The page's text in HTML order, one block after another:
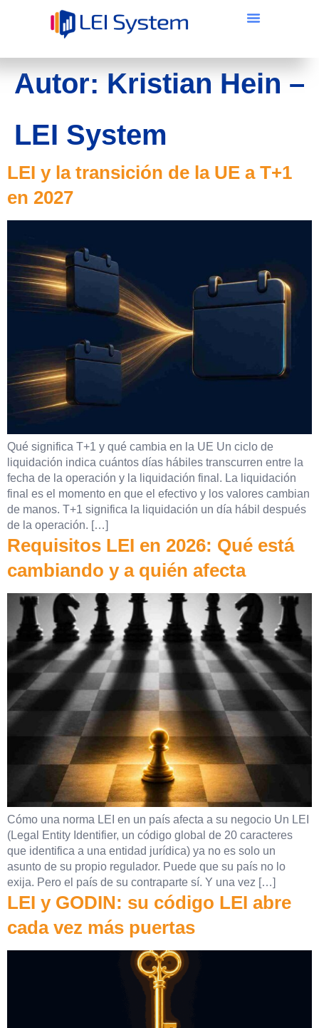
Autor: Kristian Hein –
LEI System
LEI y la transición de la UE a T+1
en 2027
Qué significa T+1 y qué cambia en la UE Un ciclo de
liquidación indica cuántos días hábiles transcurren entre la
fecha de la operación y la liquidación final. La liquidación
final es el momento en que el efectivo y los valores cambian
de manos. T+1 significa la liquidación un día hábil después
de la operación. […]
Requisitos LEI en 2026: Qué está
cambiando y a quién afecta
Cómo una norma LEI en un país afecta a su negocio Un LEI
(Legal Entity Identifier, un código global de 20 caracteres
que identifica a una entidad jurídica) ya no es solo un
asunto de su propio regulador. Puede que su país no lo
exija. Pero el país de su contraparte sí. Y una vez […]
LEI y GODIN: su código LEI abre
cada vez más puertas